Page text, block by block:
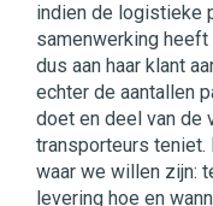
indien de logistieke
samenwerking
dus aan haar klant
echter de aantallen
doet en deel van de
transporteurs teniet.
waar we willen zijn:
levering hoe en